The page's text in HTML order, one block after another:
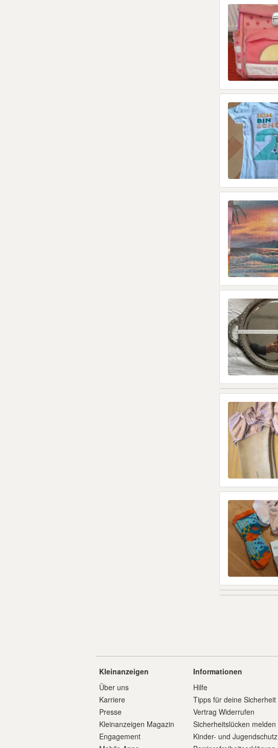
Kleinanzeigen
Über uns
Karriere
Presse
Kleinanzeigen Magazin
Engagement
Informationen
Hilfe
Tipps für deine Sicherheit
Vertrag Widerrufen
Sicherheitslücken melden
Kinder- und Jugendschutz